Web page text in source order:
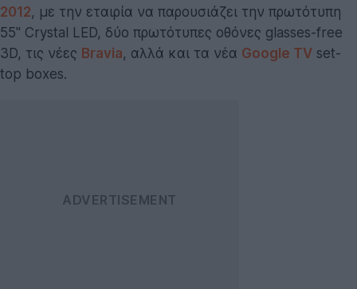
2012, με την εταιρία να παρουσιάζει την πρωτότυπη
55'' Crystal LED, δύο πρωτότυπες οθόνες glasses-free
3D, τις νέες Bravia, αλλά και τα νέα Google TV set-
top boxes.